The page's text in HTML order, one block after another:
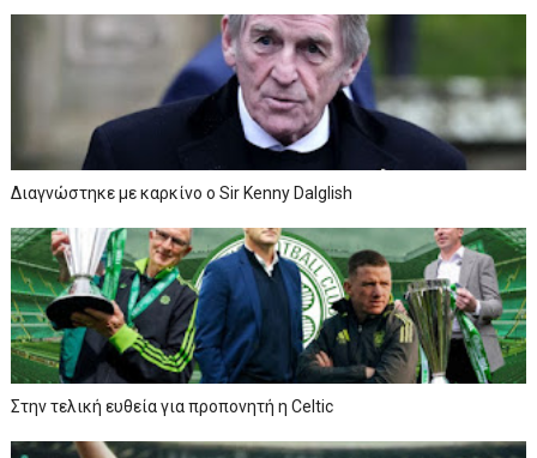
Διαγνώστηκε με καρκίνο ο Sir Kenny Dalglish
Στην τελική ευθεία για προπονητή η Celtic